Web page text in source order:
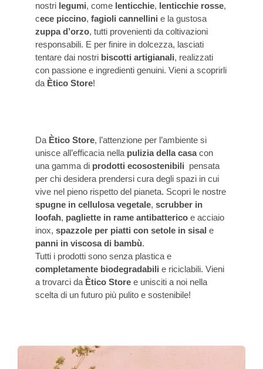
nostri legumi, come lenticchie, lenticchie rosse,
cece piccino, fagioli cannellini e la gustosa
zuppa d’orzo, tutti provenienti da coltivazioni
responsabili. E per finire in dolcezza, lasciati
tentare dai nostri biscotti artigianali, realizzati
con passione e ingredienti genuini. Vieni a scoprirli
da Ètico Store!
Da Ètico Store, l’attenzione per l’ambiente si
unisce all’efficacia nella pulizia della casacon
una gamma di prodotti ecosostenibili pensata
per chi desidera prendersi cura degli spazi in cui
vive nel pieno rispetto del pianeta. Scopri le nostre
spugne in cellulosa vegetale, scrubber in
loofah, pagliette in rame antibatterico e acciaio
inox, spazzole per piatti con setole in sisal e
panni in viscosa di bambù.
Tutti i prodotti sono senza plastica e
completamente biodegradabili e riciclabili. Vieni
a trovarci da Ètico Store e unisciti a noi nella
scelta di un futuro più pulito e sostenibile!